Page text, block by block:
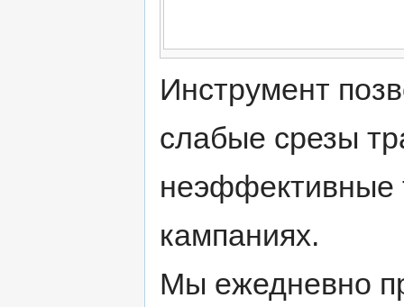
Инструмент
слабые срезы
неэффективные
кампаниях.
Мы ежедневно